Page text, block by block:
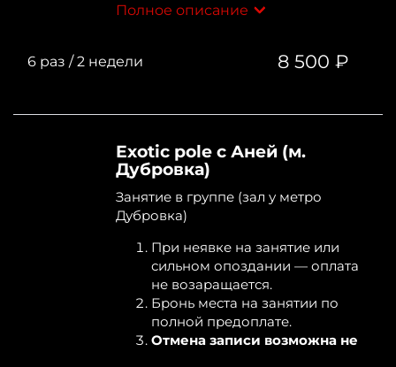
Отмена записи возможна не
администратором даты.
Полное описание
6 раз /2 недели 8 500 ₽
Exotic pole с Аней (м.
Дубровка)
Занятие в группе (зал у метро
Дубровка)
При неявке на занятие или
сильном опоздании — оплата
не возаращается.
Бронь места на занятии по
полной предоплате.
Отмена записи возможна не